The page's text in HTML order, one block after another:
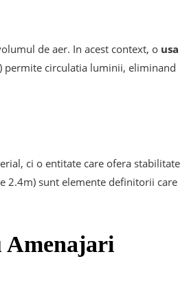
de aer. In acest context, o usa
permite circulatia luminii, eliminand
ci o entitate care ofera stabilitate
2.4m) sunt elemente definitorii care
Amenajari